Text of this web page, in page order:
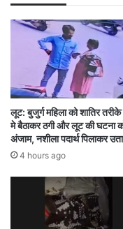
Big News
CG NEWS
लूट: बुजुर्ग महिला को शातिर
मे बैठाकर ठगी और लूट की घटना
अंजाम, नशीला पदार्थ पिलाकर
4 hours ago